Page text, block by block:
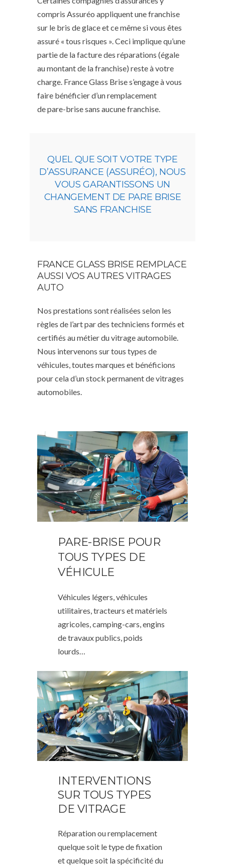
compris Assuréo appliquent une franchise
sur le bris de glace et ce même si vous êtes
assuré « tous risques ». Ceci implique qu’une
partie de la facture des réparations (égale
au montant de la franchise) reste à votre
charge. France Glass Brise s’engage à vous
faire bénéficier d’un remplacement
de pare-brise sans aucune franchise.
QUEL QUE SOIT VOTRE TYPE
D’ASSURANCE (ASSURÉO), NOUS
VOUS GARANTISSONS UN
CHANGEMENT DE PARE BRISE
SANS FRANCHISE
FRANCE GLASS BRISE REMPLACE
AUSSI VOS AUTRES VITRAGES
AUTO
Nos prestations sont réalisées selon les
règles de l’art par des techniciens formés et
certifiés au métier du vitrage automobile.
Nous intervenons sur tous types de
véhicules, toutes marques et bénéficions
pour cela d’un stock permanent de vitrages
automobiles.
PARE-BRISE POUR
TOUS TYPES DE
VÉHICULE
Véhicules légers, véhicules
utilitaires, tracteurs et matériels
agricoles, camping-cars, engins
de travaux publics, poids
lourds…
INTERVENTIONS
SUR TOUS TYPES
DE VITRAGE
Réparation ou remplacement
quelque soit le type de fixation
et quelque soit la spécificité du